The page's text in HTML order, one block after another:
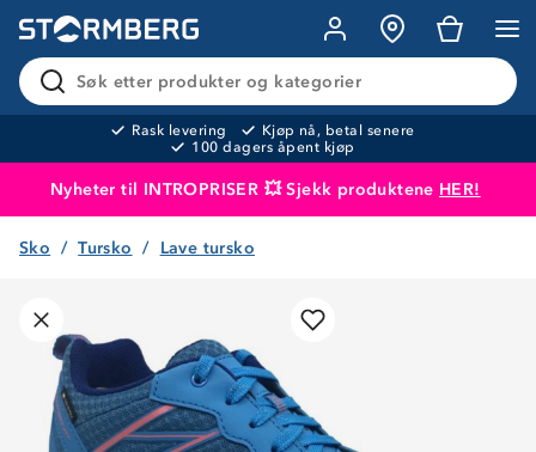
Søk etter produkter og kategorier
Rask levering
Kjøp nå, betal senere
100 dagers åpent kjøp
Nyheter til INTROPRISER 💥 Sjekk produktene HER!
Produktet er lagt i handlekurven
Sko Tursko Lave tursko